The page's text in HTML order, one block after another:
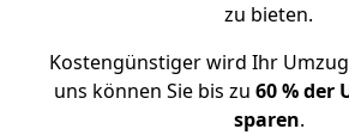
zu bieten.
Kostengünstiger wird Ihr
uns können Sie bis zu 60 % der
sparen.